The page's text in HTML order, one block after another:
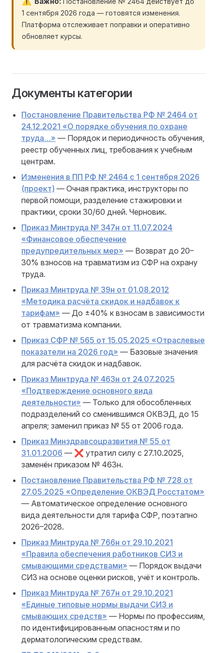
1 сентября 2026 года — готовятся изменения.
Платформа отслеживает поправки и оперативно
обновляет курсы.
Документы категории
Постановление Правительства РФ № 2464 от
24.12.2021 «О порядке обучения по охране
труда…» — Порядок и периодичность обучения,
реестр обученных лиц, требования к учебным
центрам.
Изменения в ПП РФ № 2464 с 1 сентября 2026
(проект) — Очная практика, инструкторы по
первой помощи, разделение стажировки и
практики, сроки 30/60 дней. Черновик.
Приказ Минтруда № 347н от 11.07.2024
«Финансовое обеспечение
предупредительных мер» — Возврат до 20–
30% взносов на травматизм из СФР на охрану
труда.
Приказ Минтруда № 39н от 01.08.2012
«Методика расчёта скидок и надбавок к
тарифам» — До ±40% к взносам в зависимости
от травматизма компании.
Приказ СФР № 565 от 15.05.2025 «Отраслевые
показатели на 2026 год» — Базовые значения
для расчёта скидок и надбавок.
Приказ Минтруда № 463н от 24.07.2025
«Подтверждение основного вида
деятельности» — Только для обособленных
подразделений со сменившимся ОКВЭД, до 15
апреля; заменил приказ № 55 от 2006 года.
Приказ Минздравсоцразвития № 55 от
31.01.2006 — ❌ утратил силу с 27.10.2025,
заменён приказом № 463н.
Постановление Правительства РФ № 728 от
27.05.2025 «Определение ОКВЭД Росстатом»
— Автоматическое определение основного
вида деятельности для тарифа СФР, поэтапно
2026–2028.
Приказ Минтруда № 766н от 29.10.2021
«Правила обеспечения работников СИЗ и
смывающими средствами» — Порядок выдачи
СИЗ на основе оценки рисков, учёт и контроль.
Приказ Минтруда № 767н от 29.10.2021
«Единые типовые нормы выдачи СИЗ и
смывающих средств» — Нормы по профессиям,
по идентифицированным опасностям и по
дерматологическим средствам.